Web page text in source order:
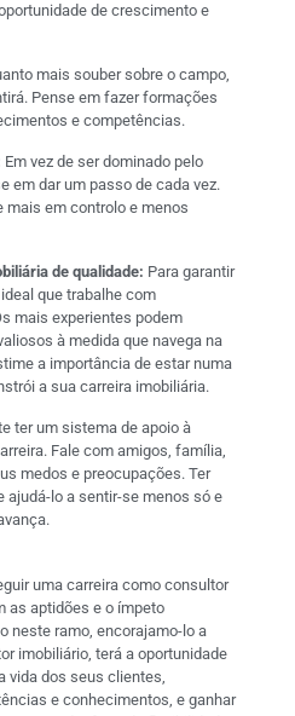
de crescimento e
mais souber sobre o campo,
Pense em fazer formações
e competências.
Em vez de ser dominado pelo
em dar um passo de cada vez.
mais em controlo e menos
de qualidade: Para garantir
que trabalhe com
mais experientes podem
à medida que navega na
a importância de estar numa
a sua carreira imobiliária.
ter um sistema de apoio à
Fale com amigos, família,
medos e preocupações. Ter
ajudá-lo a sentir-se menos só e
uma carreira como consultor
as aptidões e o ímpeto
neste ramo, encorajamo-lo a
imobiliário, terá a oportunidade
vida dos seus clientes,
e conhecimentos, e ganhar